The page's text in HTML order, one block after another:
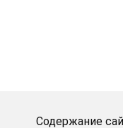
Содержание